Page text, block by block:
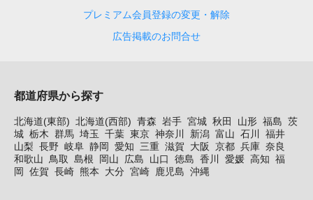
プレミアム会員登録の変更・解除
広告掲載のお問合せ
都道府県から探す
北海道(東部) 北海道(西部) 青森 岩手 宮城 秋田 山形 福島 茨
城 栃木 群馬 埼玉 千葉 東京 神奈川 新潟 富山 石川
福井
山梨 長野 岐阜 静岡 愛知 三重 滋賀 大阪 京都 兵庫 奈良
和歌山
鳥取 島根 岡山 広島 山口 徳島 香川 愛媛 高知 福
岡
佐賀 長崎 熊本 大分 宮崎 鹿児島 沖縄